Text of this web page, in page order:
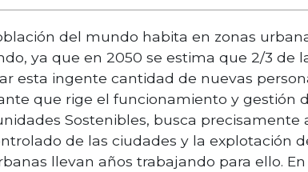
del mundo habita en zonas
ya que en 2050 se estima que 2/3 de
esta ingente cantidad de nuevas
que rige el funcionamiento y gestión
Sostenibles, busca precisamente
de las ciudades y la explotación
llevan años trabajando para ello.